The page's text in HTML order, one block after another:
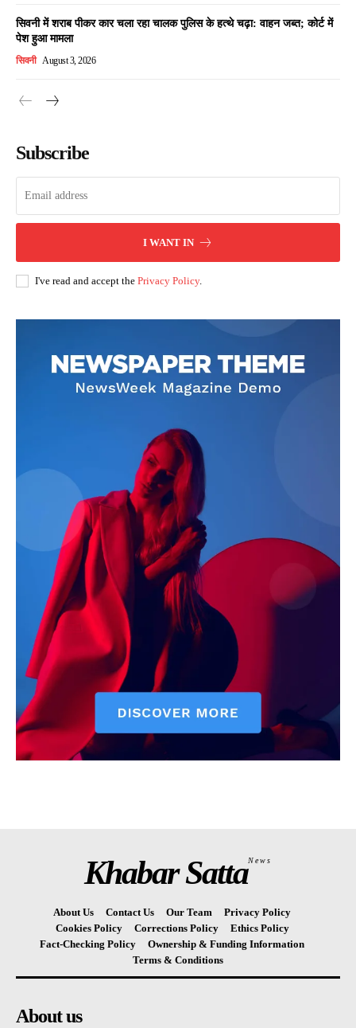
सिवनी में शराब पीकर कार चला रहा चालक पुलिस के हत्थे चढ़ा: वाहन जब्त; कोर्ट में
पेश हुआ मामला
सिवनी August 3, 2026
Subscribe
I WANT IN
I've read and accept the Privacy Policy.
Khabar SattaNews
About Us Contact Us Our Team
Privacy Policy
Cookies Policy
Corrections Policy
Ethics Policy
Fact-Checking Policy
Ownership & Funding Information
Terms & Conditions
About us